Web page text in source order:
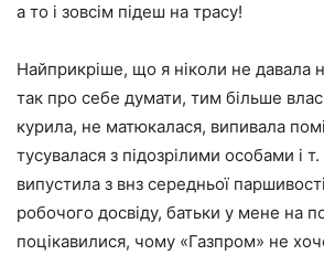
а то і зовсім підеш на трасу!
Найприкріше, що я ніколи не давала
так про себе думати, тим більше
курила, не матюкалася, випивала
тусувалася з підозрілими особами і
випустила з внз середньої
робочого досвіду, батьки у мене на
поцікавилися, чому «Газпром» не